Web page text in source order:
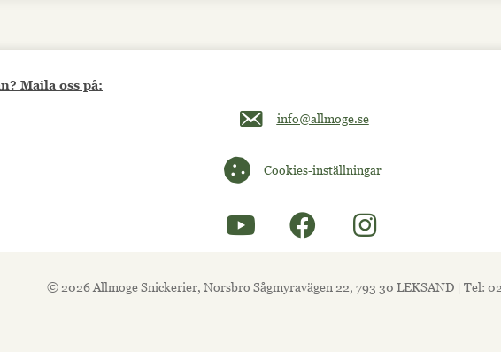
Maila oss på:
Maila oss på info@allmoge.se
info@allmoge.se
Cookies-inställningar
Cookies-inställningar
© 2026 Allmoge Snickerier, Norsbro Sågmyravägen 22, 793 30 LEKSAND | Tel: